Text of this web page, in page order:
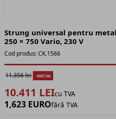
Strung universal pentru
250 × 750 Vario, 230 V
Cod produs:CK.1566
11.356 lei -945 lei
10.411 LEIcu TVA
1,623 EUROfără TVA